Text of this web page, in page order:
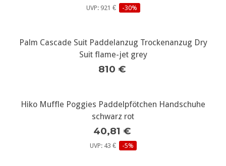
UVP: 921 € -30%
Palm Cascade Suit Paddelanzug Trockenanzug Dry
Suit flame-jet grey
810 €
Hiko Muffle Poggies Paddelpfötchen Handschuhe
schwarz rot
40,81 €
UVP: 43 € -5%